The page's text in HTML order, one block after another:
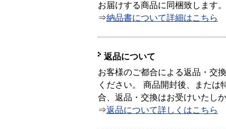
お届けする商品に同梱致します。
⇒納品書について詳細はこちら
返品について
お客様のご都合による返品・交
ください。 商品開封後、または
合、返品・交換はお受けいたし
⇒返品について詳しくはこちら